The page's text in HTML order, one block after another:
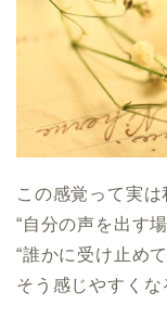
この感覚って実
“自分の声を出す
“誰かに受け止め
そう感じやすくな